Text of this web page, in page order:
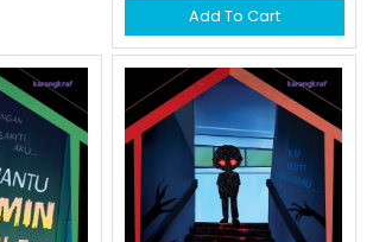
Add To Cart
Tweens Seram : Hantu
Tangga Sekolah
A. DARWISY
Available Qty: 287